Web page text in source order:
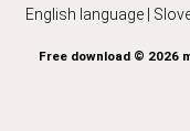
English language
Free download © 2026